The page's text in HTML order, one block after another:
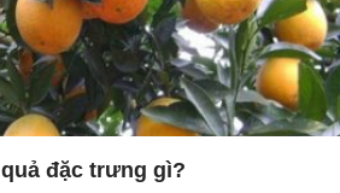
đặc trưng gì?